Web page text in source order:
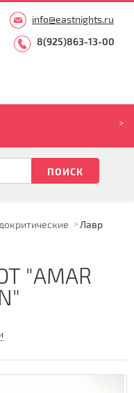
info@eastnights.ru
8(925)863-13-00
Лавр
"AMAR